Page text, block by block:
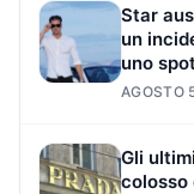
Star
un
uno
AGOSTO
Gli
colosso